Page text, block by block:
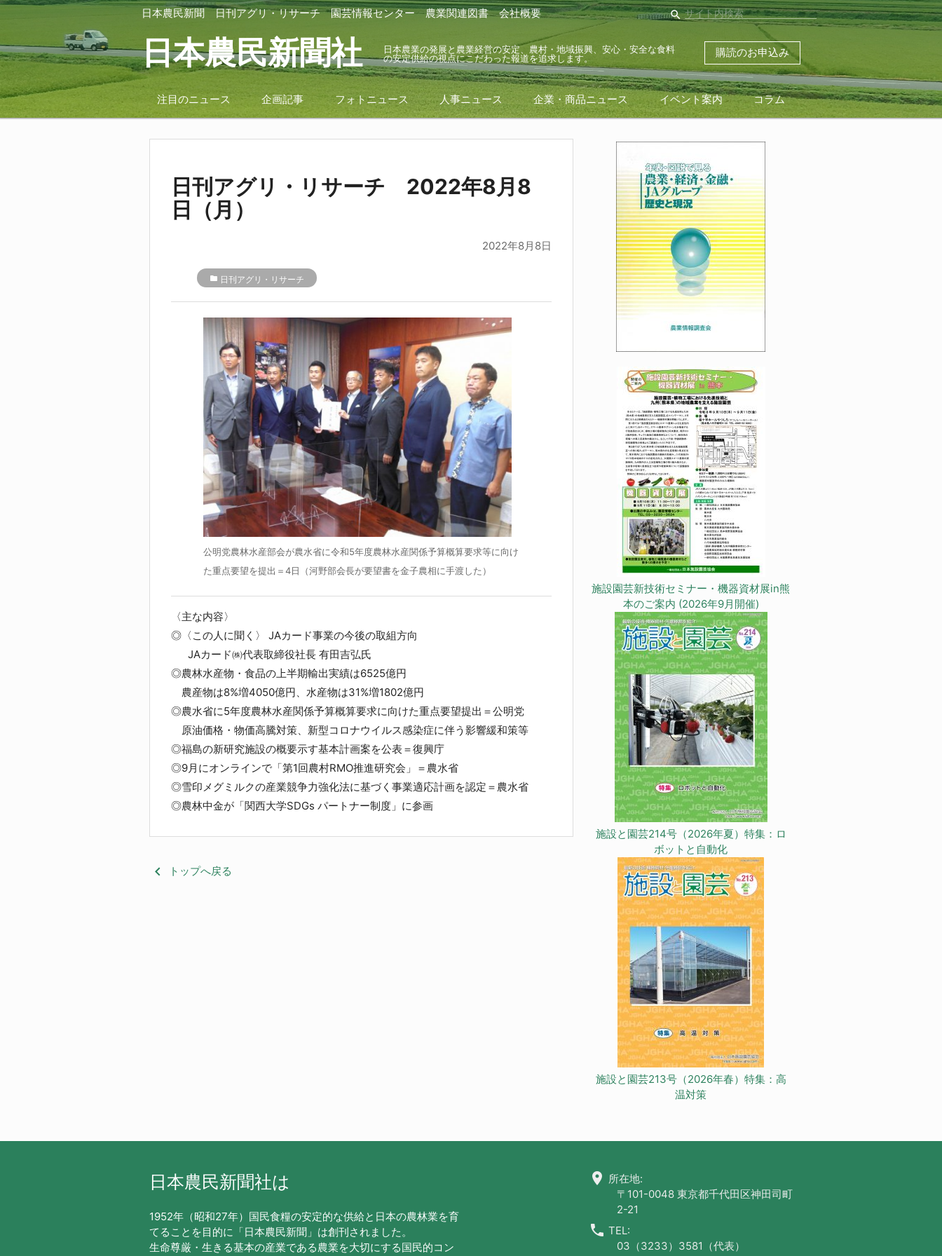
日本農民新聞 日刊アグリ・リサーチ 園芸情報センター 農業関連図書 会社概要 search
日本農民新聞社
日本農業の発展と農業経営の安定、農村・地域振興、安心・安全な食料
の安定供給の視点にこだわった報道を追求します。
購読のお申込み
注目のニュース 企画記事 フォトニュース 人事ニュース 企業・商品ニュース イベント案内 コラム
日刊アグリ・リサーチ 2022年8月8
日（月）
2022年8月8日
folder 日刊アグリ・リサーチ
公明党農林水産部会が農水省に令和5年度農林水産関係予算概算要求等に向け
た重点要望を提出＝4日（河野部会長が要望書を金子農相に手渡した）
〈主な内容〉
◎〈この人に聞く〉 JAカード事業の今後の取組方向
JAカード㈱代表取締役社長 有田吉弘氏
◎農林水産物・食品の上半期輸出実績は6525億円
農産物は8%増4050億円、水産物は31%増1802億円
◎農水省に5年度農林水産関係予算概算要求に向けた重点要望提出＝公明党
原油価格・物価高騰対策、新型コロナウイルス感染症に伴う影響緩和策等
◎福島の新研究施設の概要示す基本計画案を公表＝復興庁
◎9月にオンラインで「第1回農村RMO推進研究会」＝農水省
◎雪印メグミルクの産業競争力強化法に基づく事業適応計画を認定＝農水省
◎農林中金が「関西大学SDGs パートナー制度」に参画
keyboard_arrow_left トップへ戻る
施設園芸新技術セミナー・機器資材展in熊
本のご案内 (2026年9月開催)
施設と園芸214号（2026年夏）特集：ロ
ボットと自動化
施設と園芸213号（2026年春）特集：高
温対策
日本農民新聞社は
1952年（昭和27年）国民食糧の安定的な供給と日本の農林業を育
てることを目的に「日本農民新聞」は創刊されました。
生命尊厳・生きる基本の産業である農業を大切にする国民的コン
location_on 所在地:
〒101-0048 東京都千代田区神田司町
2-21
call TEL:
03（3233）3581（代表）